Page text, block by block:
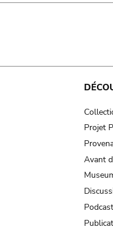
Projet
Avant